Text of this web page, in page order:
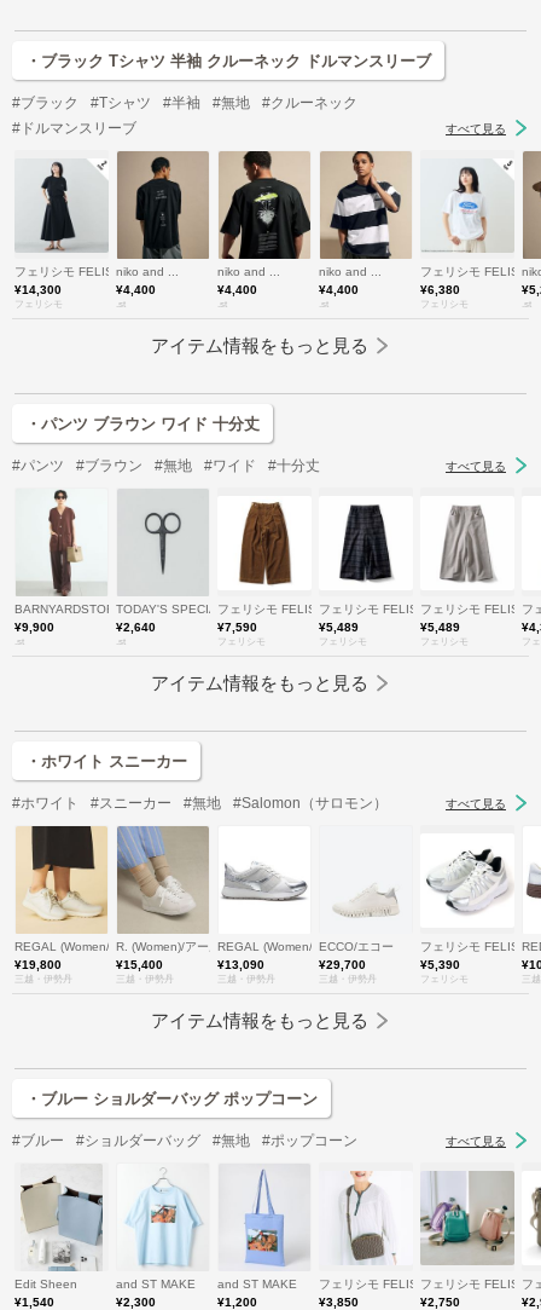
・ブラック Tシャツ 半袖 クルーネック ドルマンスリーブ
#ブラック #Tシャツ #半袖 #無地
#クルーネック
#ドルマンスリーブ
すべて見る
フェリシモ FELISSIMO
¥14,300
フェリシモ
niko and ...
¥4,400
.st
niko and ...
¥4,400
.st
niko and ...
¥4,400
.st
フェリシモ
¥6,380
フェリシモ .st
アイテム情報をもっと見る
・パンツ ブラウン ワイド 十分丈
#パンツ #ブラウン #無地 #ワイド #十分丈 すべて見る
BARNYARDSTORM
¥9,900
.st
TODAY'S SPECIAL
¥2,640
.st
フェリシモ FELISSIMO
¥7,590
フェリシモ
フェリシモ FELISSIMO
¥5,489
フェリシモ
フェリシモ
¥5,489
フェリシモ
フ
フ
アイテム情報をもっと見る
・ホワイト スニーカー
#ホワイト #スニーカー #無地 #Salomon（サロモン） すべて見る
REGAL (Women/Men)/リーガル
¥19,800
三越・伊勢丹
R. (Women)/アールドット
¥15,400
三越・伊勢丹
REGAL (Women/Men)/リーガル
¥13,090
三越・伊勢丹
ECCO/エコー
¥29,700
三越・伊勢丹
フェリシモ
¥5,390
フェリシモ 三
アイテム情報をもっと見る
・ブルー ショルダーバッグ ポップコーン
#ブルー #ショルダーバッグ #無地 #ポップコーン すべて見る
Edit Sheen
¥1,540
and ST MAKE
¥2,300
and ST MAKE
¥1,200
フェリシモ FELISSIMO
¥3,850
フェリシモ
¥2,750
フ